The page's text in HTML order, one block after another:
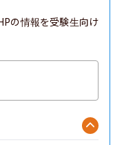
の情報を受験生向け